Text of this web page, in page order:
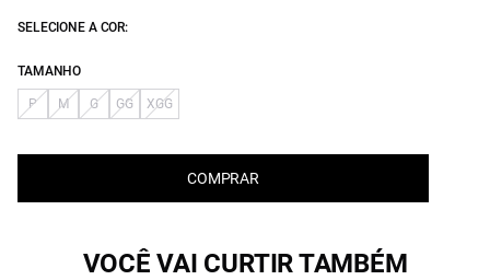
SELECIONE A COR:
TAMANHO
P M G GG XGG
COMPRAR
VOCÊ VAI CURTIR TAMBÉM